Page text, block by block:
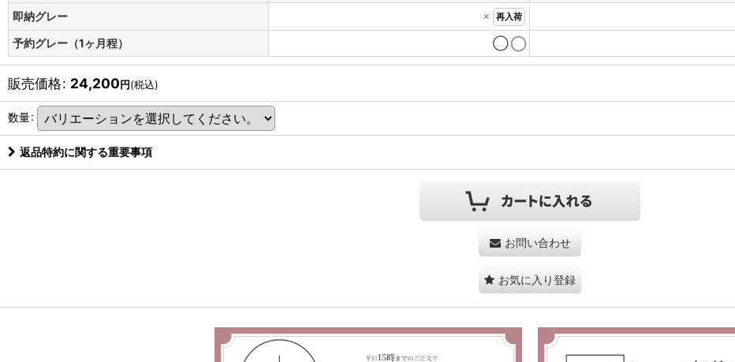
即納グレー × 再入荷
予約グレー（1ヶ月程） ◯
販売価格: 24,200円(税込)
数量:
返品特約に関する重要事項
お問い合わせ
お気に入り登録